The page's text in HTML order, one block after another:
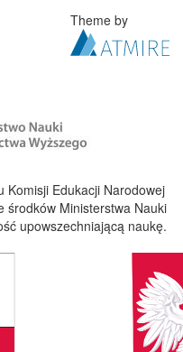
Theme by
Komisji Edukacji Narodowej
środków Ministerstwa Nauki
upowszechniającą naukę.